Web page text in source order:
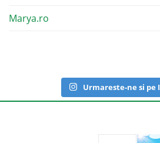
Marya.ro
Urmareste-ne si pe